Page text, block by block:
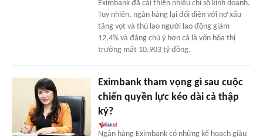
Eximbank đã cải thiện nhiều chỉ số kinh doanh.
Tuy nhiên, ngân hàng lại đối diện với nợ xấu
tăng vọt và thù lao người lao động giảm
12,4% và đáng chú ý hơn cả là vốn hóa thị
trường mất 10.903 tỷ đồng.
Eximbank tham vọng gì sau cuộc
chiến quyền lực kéo dài cả thập
kỷ?
Ngân hàng Eximbank có những kế hoạch giàu